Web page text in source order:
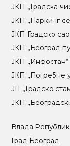
ЈКП „Градска
ЈКП „Паркинг
ЈКП Градско
ЈКП „Београд
ЈКП „Инфостан“
ЈКП „Погребне
ЈП „Градско
ЈКП
Влада
Град Београд